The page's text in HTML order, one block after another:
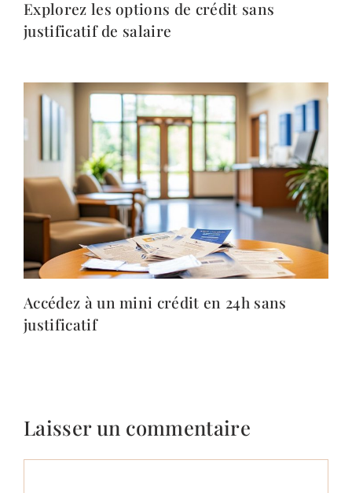
Explorez les options de crédit sans
justificatif de salaire
Accédez à un mini crédit en 24h sans
justificatif
Laisser un commentaire